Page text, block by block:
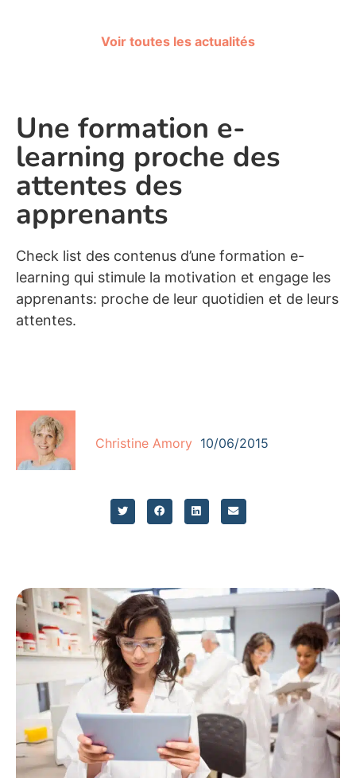
Voir toutes les actualités
Une formation e-
learning proche des
attentes des
apprenants
Check list des contenus d’une formation e-
learning qui stimule la motivation et engage les
apprenants: proche de leur quotidien et de leurs
attentes.
Christine Amory 10/06/2015